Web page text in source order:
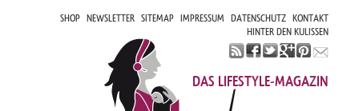
SHOP NEWSLETTER SITEMAP IMPRESSUM DATENSCHUTZ KONTAKT
HINTER DEN KULISSEN
DAS LIFESTYLE-MAGAZIN